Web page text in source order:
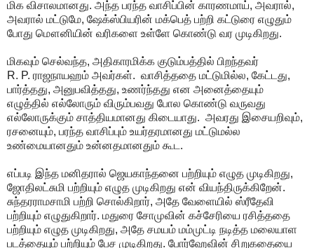
மிக விசாலமானது. அந்த பரந்த வாசிப்பின் காரணமாய், அவரால்,
அவரால் மட்டுமே, ஷேக்ஸ்பியரின் மக்பெத் பற்றி கட்டுரை எழுதும்
போது மௌனியின் வரிகளை உள்ளே கொண்டு வர முடிகிறது.
மிகவும் செல்வந்த, அதிகாரமிக்க குடும்பத்தில் பிறந்தவர்
R. P. ராஜநாயஹம் அவர்கள். வாசித்ததை மட்டுமில்ல, கேட்டது,
பார்த்தது, அனுபவித்தது, உணர்ந்தது என அனைத்தையும்
எழுத்தில் எல்லோரும் விரும்பவது போல கொண்டு வருவது
எல்லோருக்கும் சாத்தியமானது கிடையாது. அவரது இசையறிவும்,
ரசனையும், பரந்த வாசிப்பும் உயர்தரமானது மட்டுமல்ல
உண்மையானதும் உன்னதமானதும் கூட.
எப்படி இந்த மனிதரால் ஜெயகாந்தனை பற்றியும் எழுத முடிகிறது,
ஜோதிலட்சுமி பற்றியும் எழுத முடிகிறது என் வியந்திருக்கிறேன்.
சுந்தரராமசாமி பற்றி சொல்கிறார், அதே வேளையில் ஸ்ரீதேவி
பற்றியும் எழுதுகிறார். மதுரை சோமுவின் கச்சேரியை ரசித்ததை
பற்றியும் எழுத முடிகிறது, அதே சமயம் மம்முட்டி நடித்த மலையாள
படத்தையும் பற்றியும் பேச முடிகிறது. போர்ஹேவின் சிறுகதையை